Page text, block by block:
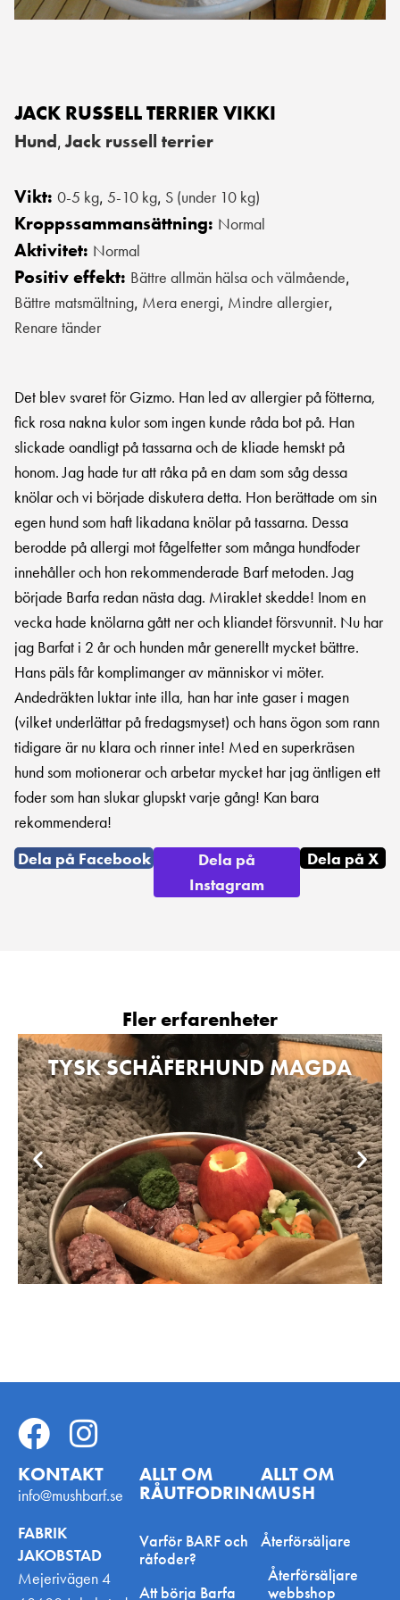
JACK RUSSELL TERRIER VIKKI
Hund, Jack russell terrier
Vikt: 0-5 kg, 5-10 kg, S (under 10 kg)
Kroppssammansättning: Normal
Aktivitet: Normal
Positiv effekt: Bättre allmän hälsa och välmående,
Bättre matsmältning, Mera energi, Mindre allergier,
Renare tänder
Det blev svaret för Gizmo. Han led av allergier på fötterna,
fick rosa nakna kulor som ingen kunde råda bot på. Han
slickade oandligt på tassarna och de kliade hemskt på
honom. Jag hade tur att råka på en dam som såg dessa
knölar och vi började diskutera detta. Hon berättade om sin
egen hund som haft likadana knölar på tassarna. Dessa
berodde på allergi mot fågelfetter som många hundfoder
innehåller och hon rekommenderade Barf metoden. Jag
började Barfa redan nästa dag. Miraklet skedde! Inom en
vecka hade knölarna gått ner och kliandet försvunnit. Nu har
jag Barfat i 2 år och hunden mår generellt mycket bättre.
Hans päls får komplimanger av människor vi möter.
Andedräkten luktar inte illa, han har inte gaser i magen
(vilket underlättar på fredagsmyset) och hans ögon som rann
tidigare är nu klara och rinner inte! Med en superkräsen
hund som motionerar och arbetar mycket har jag äntligen ett
foder som han slukar glupskt varje gång! Kan bara
rekommendera!
Dela på Facebook
Dela på
Instagram
Dela på X
Fler erfarenheter
TYSK SCHÄFERHUND MAGDA
KONTAKT
info@mushbarf.se
FABRIK
JAKOBSTAD
Mejerivägen 4
ALLT OM
RÅUTFODRING
Varför BARF och
råfoder?
Att börja Barfa
ALLT OM
MUSH
Återförsäljare
Återförsäljare
webbshop